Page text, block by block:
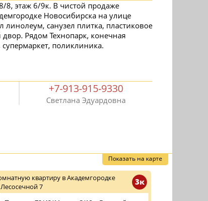
8, этаж 6/9к. В чистой продаже
Новосибирска на улице
линолеум, санузел плитка, пластиковое
Рядом Технопарк, конечная
поликлиника.
+7-913-915-9330
Светлана Эдуардовна
Показать на карте
3к
квартиру в Академгородке
7